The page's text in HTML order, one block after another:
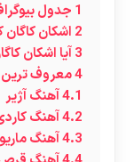
1 جدول
2 اشکان
3آیا اشکان
4معروف ترین
4.1آهنگ آژیر
4.2آهنگ
4.3آهنگ‌